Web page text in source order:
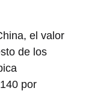
el valor
de los
por